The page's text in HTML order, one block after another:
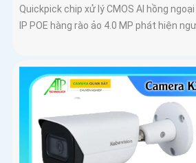
Quickpick chip xử lý CMOS AI hồng
IP POE hàng rào ảo 4.0 MP phát hiện